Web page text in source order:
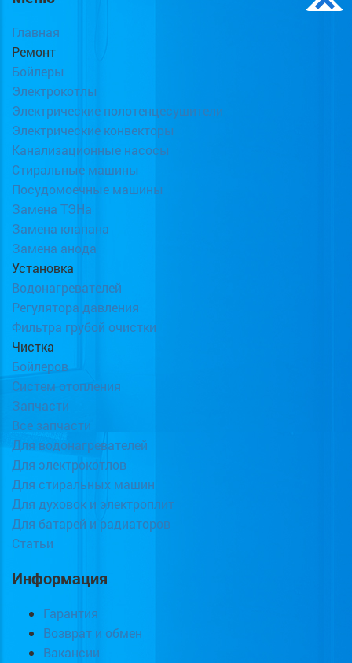
Главная
Ремонт
Бойлеры
Электрокотлы
Электрические полотенцесушители
Электрические конвекторы
Канализационные насосы
Стиральные машины
Посудомоечные машины
Замена ТЭНа
Замена клапана
Замена анода
Установка
Водонагревателей
Регулятора давления
Фильтра грубой очистки
Чистка
Бойлеров
Систем отопления
Запчасти
Все запчасти
Для водонагревателей
Для электрокотлов
Для стиральных машин
Для духовок и электроплит
Для батарей и радиаторов
Статьи
Информация
Гарантия
Возврат и обмен
Вакансии